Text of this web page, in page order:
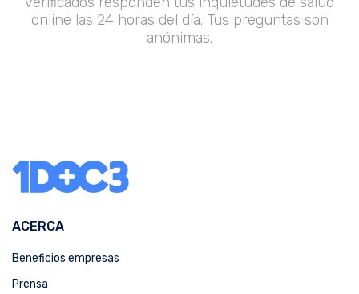
online las 24 horas del día. Tus preguntas son
anónimas.
ACERCA
Beneficios empresas
Prensa